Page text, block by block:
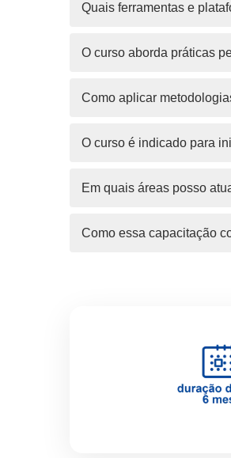
Quais ferramentas e
O curso aborda práticas
Como aplicar
O curso é indicado para
Em quais áreas posso
Como essa capacitação